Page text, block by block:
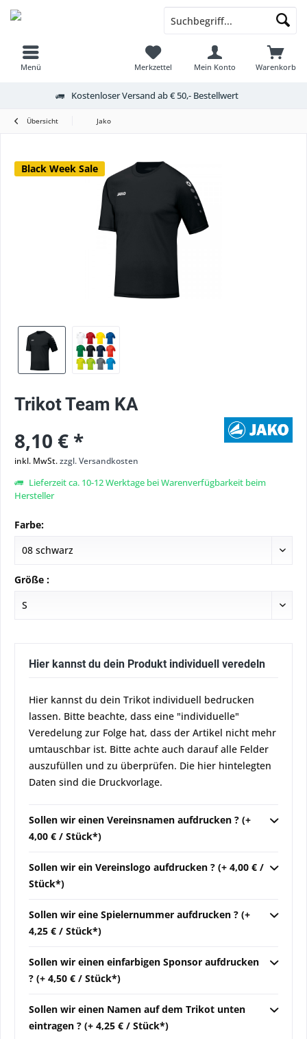
Menü Warenkorb
Merkzettel Mein Konto
Kostenloser Versand ab € 50,- Bestellwert
Übersicht Jako
Black Week Sale
Trikot Team KA
8,10 € *
inkl. MwSt.zzgl. Versandkosten
Lieferzeit ca. 10-12 Werktage bei Warenverfügbarkeit beim
Hersteller
Farbe:
Größe :
Hier kannst du dein Produkt individuell veredeln
Hier kannst du dein Trikot individuell bedrucken
lassen. Bitte beachte, dass eine "individuelle"
Veredelung zur Folge hat, dass der Artikel nicht mehr
umtauschbar ist. Bitte achte auch darauf alle Felder
auszufüllen und zu überprüfen. Die hier hintelegten
Daten sind die Druckvorlage.
Sollen wir einen Vereinsnamen aufdrucken ? (+
4,00 € / Stück*)
Sollen wir ein Vereinslogo aufdrucken ? (+ 4,00 € /
Stück*)
Sollen wir eine Spielernummer aufdrucken ? (+
4,25 € / Stück*)
Sollen wir einen einfarbigen Sponsor aufdrucken
? (+ 4,50 € / Stück*)
Sollen wir einen Namen auf dem Trikot unten
eintragen ? (+ 4,25 € / Stück*)